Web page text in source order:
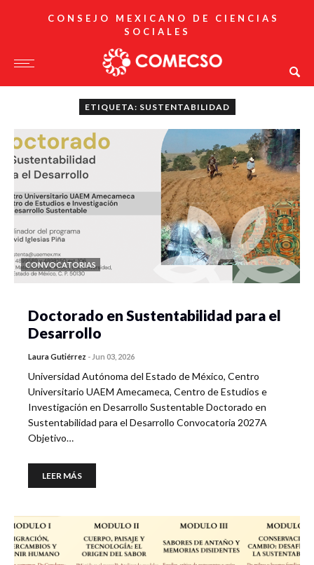
CONSEJO MEXICANO DE CIENCIAS
SOCIALES
ETIQUETA: SUSTENTABILIDAD
CONVOCATORIAS
Doctorado en Sustentabilidad para el
Desarrollo
Laura Gutiérrez - Jun 03, 2026
Universidad Autónoma del Estado de México, Centro
Universitario UAEM Amecameca, Centro de Estudios e
Investigación en Desarrollo Sustentable Doctorado en
Sustentabilidad para el Desarrollo Convocatoria 2027A
Objetivo…
LEER MÁS